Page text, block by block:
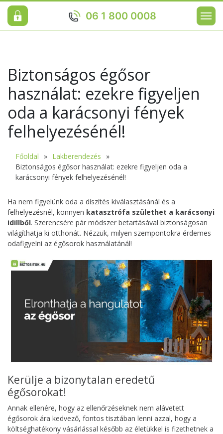
06 1 800 0008
Biztonságos égősor
használat: ezekre figyeljen
oda a karácsonyi fények
felhelyezésénél!
Főoldal
Lakberendezés
Biztonságos égősor használat: ezekre figyeljen oda a
karácsonyi fények felhelyezésénél!
Ha nem figyelünk oda a díszítés kiválasztásánál és a
felhelyezésnél, könnyen katasztrófa születhet a karácsonyi
idillből. Szerencsére pár módszer betartásával biztonságosan
világíthatja ki otthonát. Nézzük, milyen szempontokra érdemes
odafigyelni az égősorok használatánál!
Kerülje a bizonytalan eredetű
égősorokat!
Annak ellenére, hogy az ellenőrzéseknek nem alávetett
égősorok ára kedvező, fontos tisztában lenni azzal, hogy a
költséghatékony vásárlással később az életükkel is fizethetnek a